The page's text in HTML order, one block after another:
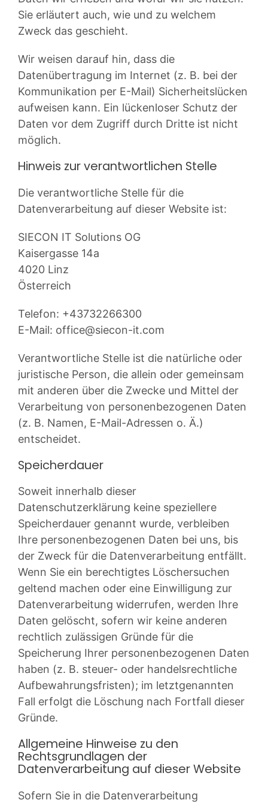
Sie erläutert auch, wie und zu welchem
Zweck das geschieht.
Wir weisen darauf hin, dass die
Datenübertragung im Internet (z. B. bei der
Kommunikation per E-Mail) Sicherheitslücken
aufweisen kann. Ein lückenloser Schutz der
Daten vor dem Zugriff durch Dritte ist nicht
möglich.
Hinweis zur verantwortlichen Stelle
Die verantwortliche Stelle für die
Datenverarbeitung auf dieser Website ist:
SIECON IT Solutions OG
Kaisergasse 14a
4020 Linz
Österreich
Telefon: +43732266300
E-Mail: office@siecon-it.com
Verantwortliche Stelle ist die natürliche oder
juristische Person, die allein oder gemeinsam
mit anderen über die Zwecke und Mittel der
Verarbeitung von personenbezogenen Daten
(z. B. Namen, E-Mail-Adressen o. Ä.)
entscheidet.
Speicherdauer
Soweit innerhalb dieser
Datenschutzerklärung keine speziellere
Speicherdauer genannt wurde, verbleiben
Ihre personenbezogenen Daten bei uns, bis
der Zweck für die Datenverarbeitung entfällt.
Wenn Sie ein berechtigtes Löschersuchen
geltend machen oder eine Einwilligung zur
Datenverarbeitung widerrufen, werden Ihre
Daten gelöscht, sofern wir keine anderen
rechtlich zulässigen Gründe für die
Speicherung Ihrer personenbezogenen Daten
haben (z. B. steuer- oder handelsrechtliche
Aufbewahrungsfristen); im letztgenannten
Fall erfolgt die Löschung nach Fortfall dieser
Gründe.
Allgemeine Hinweise zu den
Rechtsgrundlagen der
Datenverarbeitung auf dieser Website
Sofern Sie in die Datenverarbeitung